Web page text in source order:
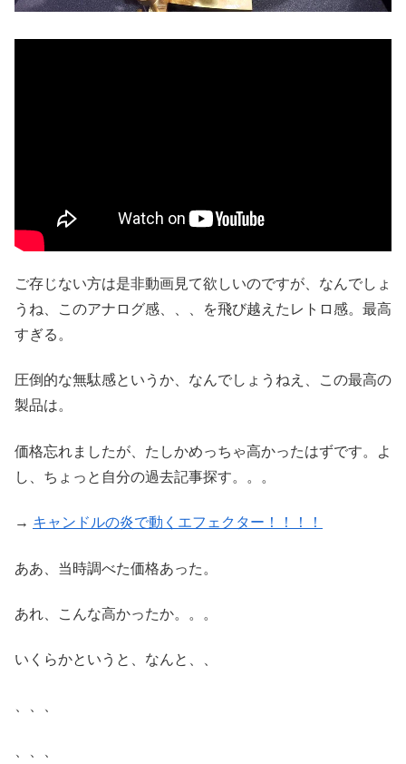
ご存じない方は是非動画見て欲しいのですが、なんでしょ
うね、このアナログ感、、、を飛び越えたレトロ感。最高
すぎる。
圧倒的な無駄感というか、なんでしょうねえ、この最高の
製品は。
価格忘れましたが、たしかめっちゃ高かったはずです。よ
し、ちょっと自分の過去記事探す。。。
→ キャンドルの炎で動くエフェクター！！！！
ああ、当時調べた価格あった。
あれ、こんな高かったか。。。
いくらかというと、なんと、、